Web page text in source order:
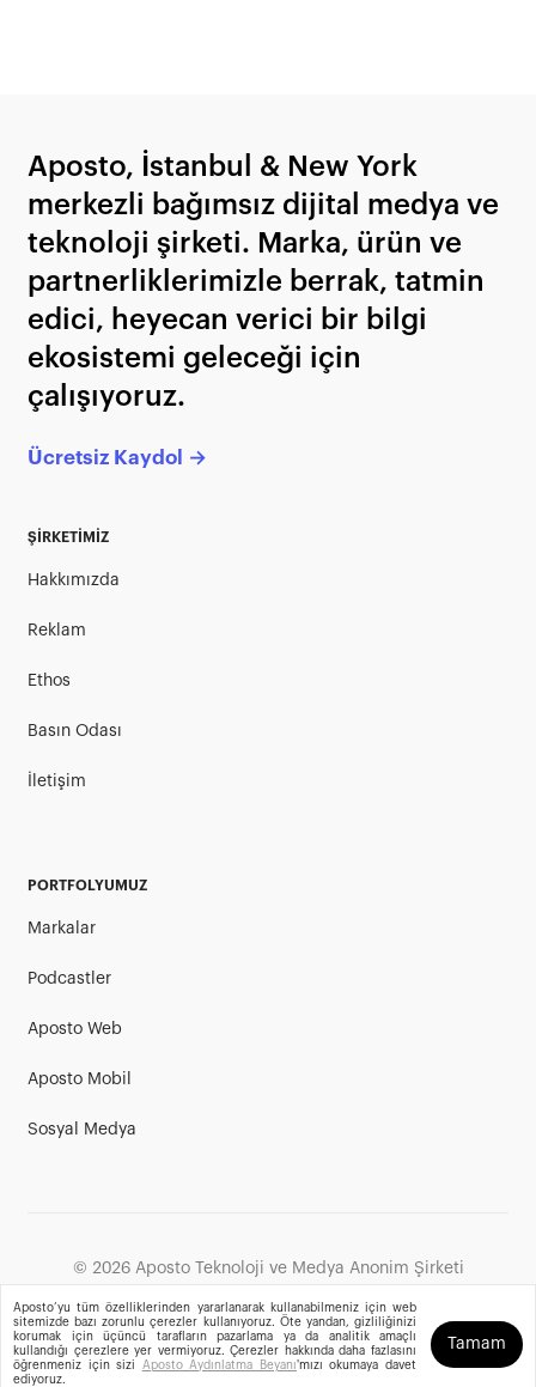
Aposto, İstanbul & New York
merkezli bağımsız dijital medya ve
teknoloji şirketi. Marka, ürün ve
partnerliklerimizle berrak, tatmin
edici, heyecan verici bir bilgi
ekosistemi geleceği için
çalışıyoruz.
Ücretsiz Kaydol →
ŞİRKETİMİZ
Hakkımızda
Reklam
Ethos
Basın Odası
İletişim
PORTFOLYUMUZ
Markalar
Podcastler
Aposto Web
Aposto Mobil
Sosyal Medya
© 2026Aposto Teknoloji ve Medya Anonim Şirketi
Aposto’yu tüm özelliklerinden yararlanarak kullanabilmeniz için web
sitemizde bazı zorunlu çerezler kullanıyoruz. Öte yandan, gizliliğinizi
korumak için üçüncü tarafların pazarlama ya da analitik amaçlı
kullandığı çerezlere yer vermiyoruz. Çerezler hakkında daha fazlasını
öğrenmeniz için sizi
Aposto Aydınlatma Beyanı'mızı okumaya davet
ediyoruz.
Tamam